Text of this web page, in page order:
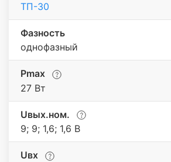
ТП-30
Фазность
однофазный
Pmax
27 Вт
Uвых.ном.
9; 9; 1,6; 1,6 В
Uвх